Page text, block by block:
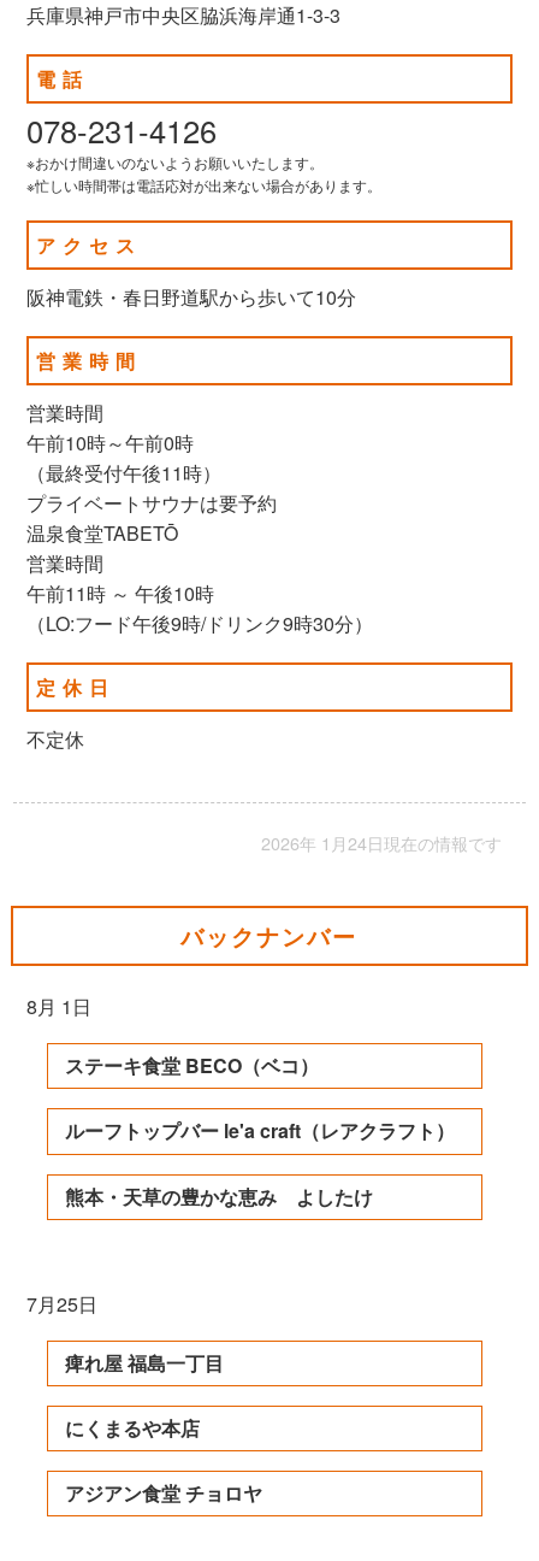
兵庫県神戸市中央区脇浜海岸通1-3-3
電話
078-231-4126
※おかけ間違いのないようお願いいたします。
※忙しい時間帯は電話応対が出来ない場合があります。
アクセス
阪神電鉄・春日野道駅から歩いて10分
営業時間
営業時間
午前10時～午前0時
（最終受付午後11時）
プライベートサウナは要予約
温泉食堂TABETŌ
営業時間
午前11時 ～ 午後10時
（LO:フード午後9時/ドリンク9時30分）
定休日
不定休
2026年 1月24日現在の情報です
バックナンバー
8月 1日
ステーキ食堂 BECO（ベコ）
ルーフトップバー le'a craft（レアクラフト）
熊本・天草の豊かな恵み よしたけ
7月25日
痺れ屋 福島一丁目
にくまるや本店
アジアン食堂 チョロヤ